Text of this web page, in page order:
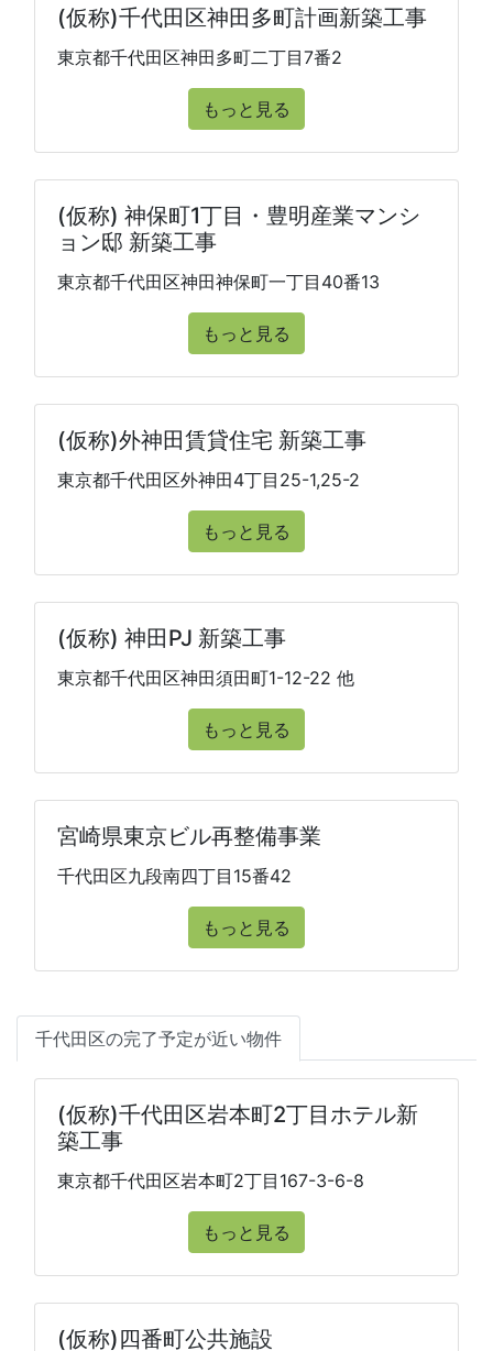
(仮称)千代田区神田多町計画新築工事
東京都千代田区神田多町二丁目7番2
もっと見る
(仮称) 神保町1丁目・豊明産業マンシ
ョン邸 新築工事
東京都千代田区神田神保町一丁目40番13
もっと見る
(仮称)外神田賃貸住宅 新築工事
東京都千代田区外神田4丁目25-1,25-2
もっと見る
(仮称) 神田PJ 新築工事
東京都千代田区神田須田町1-12-22 他
もっと見る
宮崎県東京ビル再整備事業
千代田区九段南四丁目15番42
もっと見る
千代田区の完了予定が近い物件
(仮称)千代田区岩本町2丁目ホテル新
築工事
東京都千代田区岩本町2丁目167-3-6-8
もっと見る
(仮称)四番町公共施設